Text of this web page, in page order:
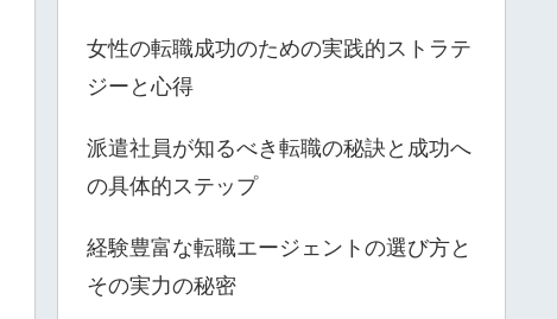
女性の転職成功のための実践的ストラテ
ジーと心得
派遣社員が知るべき転職の秘訣と成功へ
の具体的ステップ
経験豊富な転職エージェントの選び方と
その実力の秘密